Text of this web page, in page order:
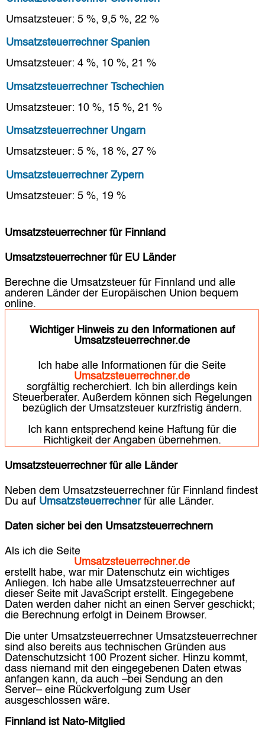
Umsatzsteuer: 5 %, 9,5 %, 22 %
Umsatzsteuerrechner Spanien
Umsatzsteuer: 4 %, 10 %, 21 %
Umsatzsteuerrechner Tschechien
Umsatzsteuer: 10 %, 15 %, 21 %
Umsatzsteuerrechner Ungarn
Umsatzsteuer: 5 %, 18 %, 27 %
Umsatzsteuerrechner Zypern
Umsatzsteuer: 5 %, 19 %
Umsatzsteuerrechner für Finnland
Umsatzsteuerrechner für EU Länder
Berechne die Umsatzsteuer für Finnland und alle
anderen Länder der Europäischen Union bequem
online.
Wichtiger Hinweis zu den Informationen auf
Umsatzsteuerrechner.de
Ich habe alle Informationen für die Seite
Umsatzsteuerrechner.de
sorgfältig recherchiert. Ich bin allerdings kein
Steuerberater. Außerdem können sich Regelungen
bezüglich der Umsatzsteuerkurzfristig ändern.
Ich kann entsprechend keine Haftung für die
Richtigkeit der Angaben übernehmen.
Umsatzsteuerrechner für alle Länder
Neben dem Umsatzsteuerrechner für Finnland findest
Du auf Umsatzsteuerrechnerfür alle Länder.
Daten sicher bei den Umsatzsteuerrechnern
Als ich die Seite
Umsatzsteuerrechner.de
erstellt habe, war mir Datenschutz ein wichtiges
Anliegen. Ich habe alle Umsatzsteuerrechner auf
dieser Seite mit JavaScript erstellt. Eingegebene
Daten werden daher nicht an einen Server geschickt;
die Berechnung erfolgt in Deinem Browser.
Die unter Umsatzsteuerrechner Umsatzsteuerrechner
sind also bereits aus technischen Gründen aus
Datenschutzsicht 100 Prozent sicher. Hinzu kommt,
dass niemand mit den eingegebenen Daten etwas
anfangen kann, da auch –bei Sendung an den
Server– eine Rückverfolgung zum User
ausgeschlossen wäre.
Finnland ist Nato-Mitglied